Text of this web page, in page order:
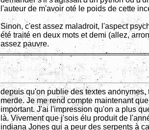
l'auteur de m'avoir oté le poids de cette
Sinon, c'est assez maladroit, l'aspect
été traité en deux mots et demi (allez,
assez pauvre.
depuis qu'on publie des textes anonymes,
merde. Je me rend compte maintenant
important. J'ai l'impression qu'on a plus
là. Vivement que j'sois élu produit de
indiana Jones qui a peur des serpents à